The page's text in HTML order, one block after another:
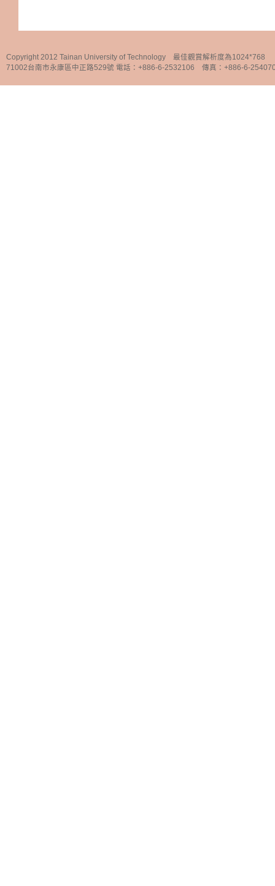
Copyright 2012 Tainan University of Technology 最佳觀賞解析度為1024*768
71002台南市永康區中正路529號 電話：+886-6-2532106 傳真：+886-6-